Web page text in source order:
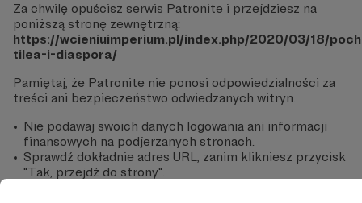
Za chwilę opuścisz serwis Patronite i przejdziesz na
poniższą stronę zewnętrzną:
https://wcieniuimperium.pl/index.php/2020/03/18/
tilea-i-diaspora/
Pamiętaj, że Patronite nie ponosi odpowiedzialności za
treści ani bezpieczeństwo odwiedzanych witryn.
Nie podawaj swoich danych logowania ani informacji
finansowych na podjerzanych stronach.
Sprawdź dokładnie adres URL, zanim klikniesz przycisk
"Tak, przejdź do strony".